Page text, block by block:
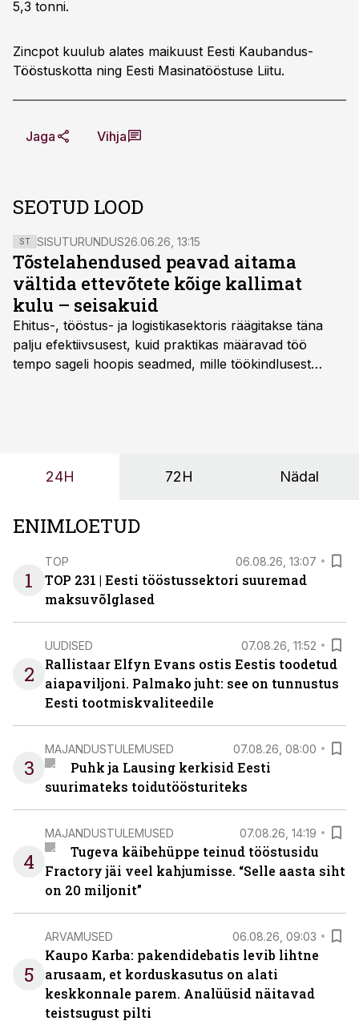
5,3 tonni.
Zincpot kuulub alates maikuust Eesti Kaubandus-
Tööstuskotta ning Eesti Masinatööstuse Liitu.
Jaga Vihja
SEOTUD LOOD
ST SISUTURUNDUS26.06.26, 13:15
Tõstelahendused peavad aitama
vältida ettevõtete kõige kallimat
kulu – seisakuid
Ehitus-, tööstus- ja logistikasektoris räägitakse täna
palju efektiivsusest, kuid praktikas määravad töö
tempo sageli hoopis seadmed, mille töökindlusest
24H 72H Nädal
ENIMLOETUD
1
TOP 06.08.26, 13:07
TOP 231 | Eesti tööstussektori suuremad
maksuvõlglased
2
UUDISED 07.08.26, 11:52
Rallistaar Elfyn Evans ostis Eestis toodetud
aiapaviljoni. Palmako juht: see on tunnustus
Eesti tootmiskvaliteedile
3
MAJANDUSTULEMUSED 07.08.26, 08:00
Puhk ja Lausing kerkisid Eesti
suurimateks toidutöösturiteks
4
MAJANDUSTULEMUSED 07.08.26, 14:19
Tugeva käibehüppe teinud tööstusidu
Fractory jäi veel kahjumisse. “Selle aasta siht
on 20 miljonit”
5
ARVAMUSED 06.08.26, 09:03
Kaupo Karba: pakendidebatis levib lihtne
arusaam, et korduskasutus on alati
keskkonnale parem. Analüüsid näitavad
teistsugust pilti